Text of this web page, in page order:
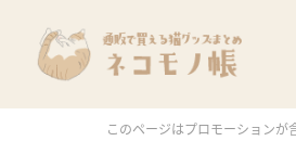
猫グッズ一覧
メーカー別
価格別
このページはプロモーションが